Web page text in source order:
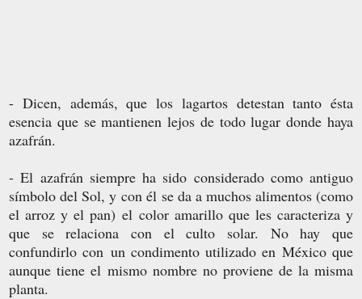
- Dicen, además, que los lagartos detestan tanto ésta
esencia que se mantienen lejos de todo lugar donde haya
azafrán.
- El azafrán siempre ha sido considerado como antiguo
símbolo del Sol, y con él se da a muchos alimentos (como
el arroz y el pan) el color amarillo que les caracteriza y
que se relaciona con el culto solar. No hay que
confundirlo con un condimento utilizado en México que
aunque tiene el mismo nombre no proviene de la misma
planta.